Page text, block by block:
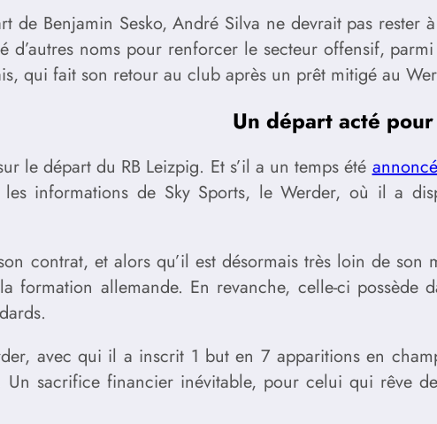
de Benjamin Sesko, André Silva ne devrait pas
d’autres noms pour renforcer le secteur offensif,
qui fait son retour au club après un prêt mitigé au
Un départ acté
le départ du RB Leizpig. Et s’il a un temps été
informations de Sky Sports, le Werder, où il a
contrat, et alors qu’il est désormais très loin de
formation allemande. En revanche, celle-ci
avec qui il a inscrit 1 but en 7 apparitions en
Un sacrifice financier inévitable, pour celui qui rêve